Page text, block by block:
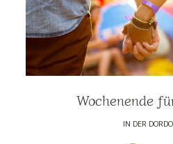
Wochenende
IN DER